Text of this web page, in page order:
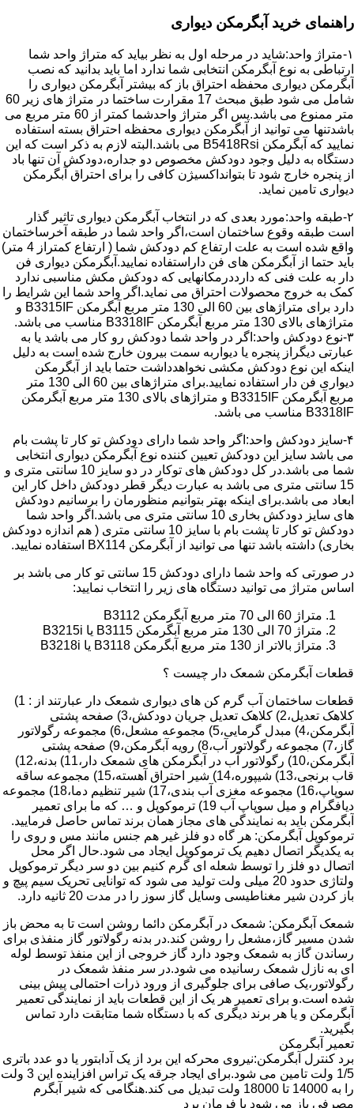
راهنمای خرید آبگرمکن دیواری
۱-متراژ واحد:شاید در مرحله اول به نظر بیاید که متراژ واحد شما
ارتباطی به نوع آبگرمکن انتخابی شما ندارد اما باید بدانید که نصب
آبگرمکن دیواری محفظه احتراق باز که بیشتر آبگرمکن دیواری را
شامل می شود طبق مبحث 17 مقرارت ساختما در متراژ های زیر 60
متر ممنوع می باشد.پس اگر متراژ واحدشما کمتر از 60 متر مربع می
باشدتنها می توانید از آبگرمکن دیواری محفظه احتراق بسته استفاده
نمایید که آبگرمکن B5418Rsi می باشد.البته لازم به ذکر است که این
دستگاه به دلیل وجود دودکش مخصوص دو جداره،دودکش آن تنها باد
از پنجره خارج شود تا بتوانداکسیژن کافی را برای احتراق آبگرمکن
دیواری تامین نماید.
۲-طبقه واحد:مورد بعدی که در انتخاب آبگرمکن دیواری تاثیر گذار
است طبقه وقوع ساختمان است،اگر واحد شما در طبقه آخرساختمان
واقع شده است به علت ارتفاع کم دودکش شما ( ارتفاع کمتراز 4 متر)
باید حتما از آبگرمکن های فن داراستفاده نمایید.آبگرمکن دیواری فن
دار به علت فنی که دارددرمکانهایی که دودکش مکش مناسبی ندارد
کمک به خروج محصولات احتراق می نماید.اگر واحد شما این شرایط را
دارد برای متراژهای بین 60 الی 130 متر مربع آبگرمکن B3315IF و
متراژهای بالای 130 متر مربع آبگرمکن B3318IF مناسب می باشد.
۳-نوع دودکش واحد:اگر در واحد شما دودکش رو کار می باشد یا به
عبارتی دیگراز پنجره یا دیواربه سمت بیرون خارج شده است به دلیل
اینکه این نوع دودکش مکشی نخواهدداشت حتما باید از آبگرمکن
دیواری فن دار استفاده نمایید.برای متراژهای بین 60 الی 130 متر
مربع آبگرمکن B3315IF و متراژهای بالای 130 متر مربع آبگرمکن
B3318IF مناسب می باشد.
۴-سایز دودکش واحد:اگر واحد شما دارای دودکش تو کار تا پشت بام
می باشد سایز این دودکش تعیین کننده نوع آبگرمکن دیواری انتخابی
شما می باشد.در کل دودکش های توکار در دو سایز 10 سانتی متری و
15 سانتی متری می باشد به عبارت دیگر قطر دودکش داخل کار این
ابعاد می باشد.برای اینکه بهتر بتوانیم منظورمان را برسانیم دودکش
های سایز دودکش بخاری 10 سانتی متری می باشد.اگر واحد شما
دودکش تو کار تا پشت بام با سایز 10 سانتی متری ( هم اندازه دودکش
بخاری) داشته باشد تنها می توانید از آبگرمکن BX114 استفاده نمایید.
در صورتی که واحد شما دارای دودکش 15 سانتی تو کار می باشد بر
اساس متراژ می توانید دستگاه های زیر را انتخاب نمایید:
متراژ 60 الی 70 متر مربع آبگرمکن B3112
متراژ 70 الی 130 متر مربع آبگرمکن B3115 یا B3215i
متراژ بالاتر از 130 متر مربع آبگرمکن B3118 یا B3218i
قطعات آبگرمکن شمعک دار چیست ؟
قطعات ساختمان آب گرم کن های دیواری شمعک دار عبارتند از : 1)
کلاهک تعدیل،2) کلاهک تعدیل جریان دودکش،3) صفحه پشتی
آبگرمکن،4) مبدل گرمایی،5) مجموعه مشعل،6) مجموعه رگولاتور
گاز،7) مجموعه رگولاتور آب،8) رویه آبگرمکن،9) صفحه پشتی
آبگرمکن،10) رگولاتور آب در آبگرمکن های شمعک دار،11) بدنه،12)
قاب برنجی،13) شیپوره،14) شیر احتراق آهسته،15) مجموعه ساقه
سوپاپ،16) مجموعه مغزی آب بندی،17) شیر تنظیم دما،18) مجموعه
دیافگرام و میل سوپاپ آب 19) ترموکوپل و … که ما برای تعمیر
آبگرمکن باید به نمایندگی های مجاز همان برند تماس حاصل فرمایید.
ترموکوپل آبگرمکن: هر گاه دو فلز غیر هم جنس مانند مس و روی را
به یکدیگر اتصال دهیم یک ترموکوپل ایجاد می شود.حال اگر محل
اتصال دو فلز را توسط شعله ای گرم کنیم بین دو سر دیگر ترموکوپل
ولتاژی حدود 20 میلی ولت تولید می شود که توانایی تحریک سیم پیچ و
باز کردن شیر مغناطیسی وسایل گاز سوز را در مدت 20 ثانیه دارد.
شمعک آبگرمکن: شمعک در آبگرمکن دائما روشن است تا به محض باز
شدن مسیر گاز،مشعل را روشن کند.در بدنه رگولاتور گاز منفذی برای
رساندن گاز به شمعک وجود دارد گاز خروجی از این منفذ توسط لوله
ای به نازل شمعک رسانیده می شود.در سر منفذ شمعک در
رگولاتور،یک صافی برای جلوگیری از ورود ذرات احتمالی پیش بینی
شده است.و برای تعمیر هر یک از این قطعات باید از نمایندگی تعمیر
آبگرمکن و یا هر برند دیگری که با دستگاه شما متابقت دارد تماس
بگیرید.
تعمیر آبگرمکن
برد کنترل آبگرمکن:نیروی محرکه این برد از یک آدابتور یا دو عدد باتری
1/5 ولت تامین می شود.برای ایجاد جرقه یک تراس افزاینده این 3 ولت
را به 14000 تا 18000 ولت تبدیل می کند.هنگامی که شیر آبگرم
مصرفی باز می شود با فرمان برد